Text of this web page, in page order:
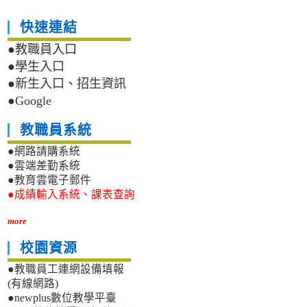
快速連結
●教職員入口
●學生入口
●新生入口、招生資訊
●Google
教職員系統
●網路請購系統
●雲端差勤系統
●教育雲電子郵件
●成績輸入系統、課表查詢
more
校園資源
●教職員工連網設備填報
(有線網路)
●newplus數位教學平臺